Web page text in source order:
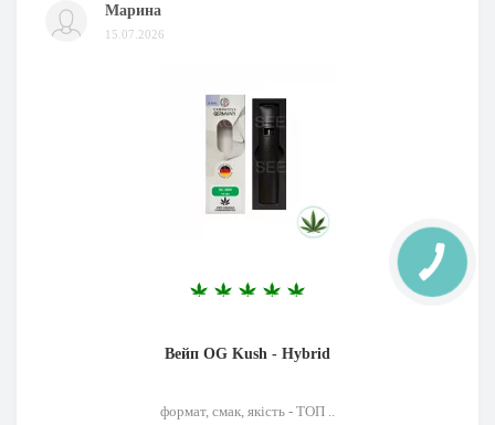
Марина
15.07.2026
Вейп OG Kush - Hybrid
формат, смак, якість - ТОП ..